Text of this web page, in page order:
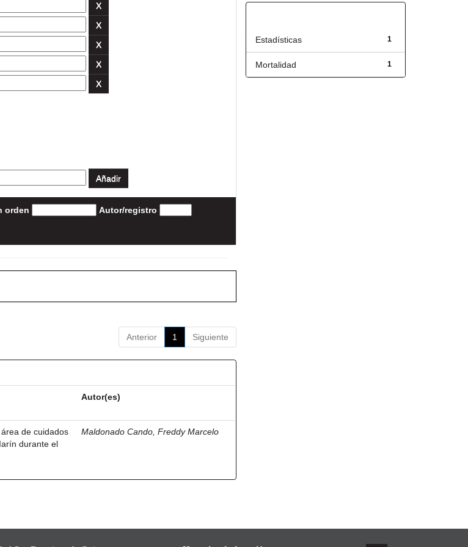
orden Autor/registro
Anterior 1 Siguiente
Autor(es)
de cuidados
durante el
Maldonado Cando, Freddy Marcelo
1
Estadísticas
1
Mortalidad